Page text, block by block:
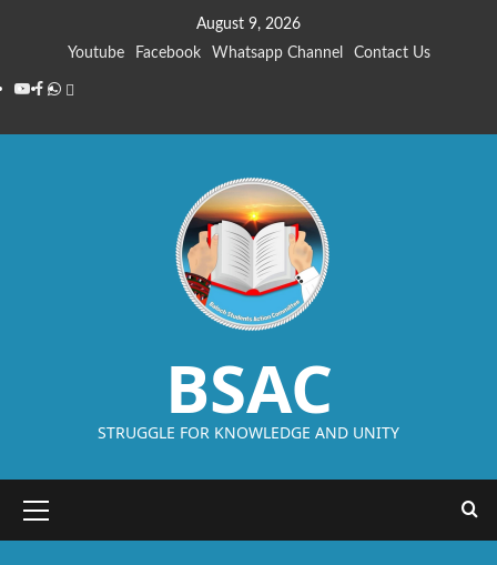
August 9, 2026
Youtube
Facebook Whatsapp Channel Contact Us
BSAC
STRUGGLE FOR KNOWLEDGE AND UNITY